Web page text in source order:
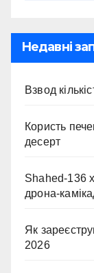
Недавні
Взвод
Користь
десерт
Shahed-136
дрона-
Як
2026